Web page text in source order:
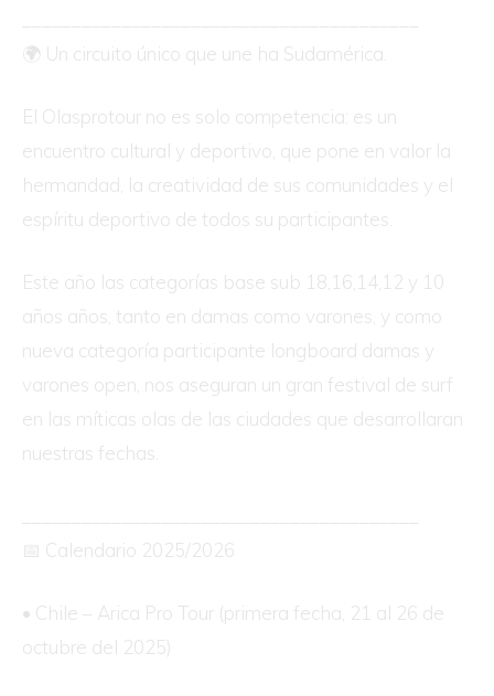
🌍 Un circuito único que une ha Sudamérica.
El Olasprotour no es solo competencia: es un
encuentro cultural y deportivo, que pone en valor la
hermandad, la creatividad de sus comunidades y el
espíritu deportivo de todos su participantes.
Este año las categorías base sub 18,16,14,12 y 10
años años, tanto en damas como varones, y como
nueva categoría participante longboard damas y
varones open, nos aseguran un gran festival de surf
en las míticas olas de las ciudades que desarrollaran
nuestras fechas.
📅 Calendario 2025/2026
• Chile – Arica Pro Tour (primera fecha, 21 al 26 de
octubre del 2025)